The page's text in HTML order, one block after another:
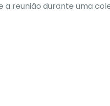
a reunião durante uma